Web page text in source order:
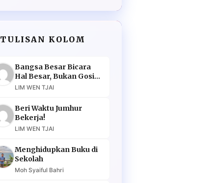
TULISAN KOLOM
Bangsa Besar Bicara
Hal Besar, Bukan Gosip
Murahan
LIM WEN TJAI
Beri Waktu Jumhur
Bekerja!
LIM WEN TJAI
Menghidupkan Buku di
Sekolah
Moh Syaiful Bahri